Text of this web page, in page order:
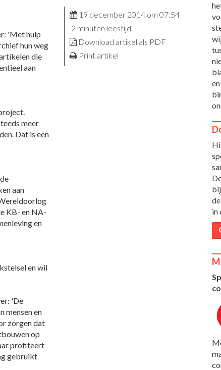
'Met hulp
hun weg
die
aan
meer
Dat is een
aan
KB- en NA-
en
en wil
'De
mensen en
zorgen dat
op
profiteert
gebruikt
19 december 2014 om 07:54
2 minuten leestijd
Download artikel als PDF
Print artikel
in